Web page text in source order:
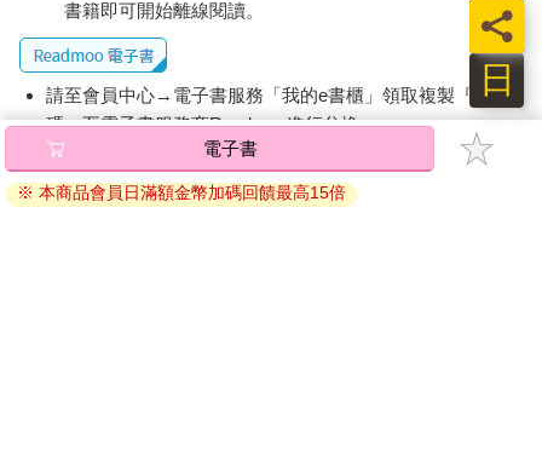
書籍即可開始離線閱讀。
請至會員中心→電子書服務「我的e書櫃」領取複製『兌換
碼』至電子書服務商Readmoo進行兌換。
退換貨須知：
因版權保護，您在金石堂所購買的電子書僅能以金石堂專屬
電子書
※ 本商品會員日滿額金幣加碼回饋最高15倍
日
員